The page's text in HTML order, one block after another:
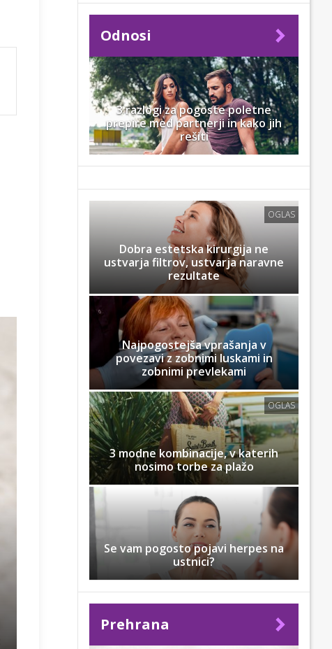
Odnosi
3 razlogi za pogoste poletne
prepire med partnerji in kako jih
rešiti
OGLAS
Dobra estetska kirurgija ne
ustvarja filtrov, ustvarja naravne
rezultate
Najpogostejša vprašanja v
povezavi z zobnimi luskami in
zobnimi prevlekami
OGLAS
3 modne kombinacije, v katerih
nosimo torbe za plažo
Se vam pogosto pojavi herpes na
ustnici?
Prehrana